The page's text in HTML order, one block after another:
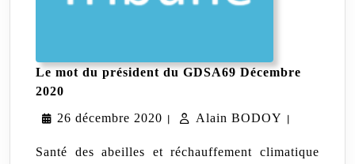
Le mot du président du GDSA69 Décembre
2020
du
du
26 décembre 2020 26
| Alain BODOY Alain
|
Santé des abeilles et réchauffement climatique